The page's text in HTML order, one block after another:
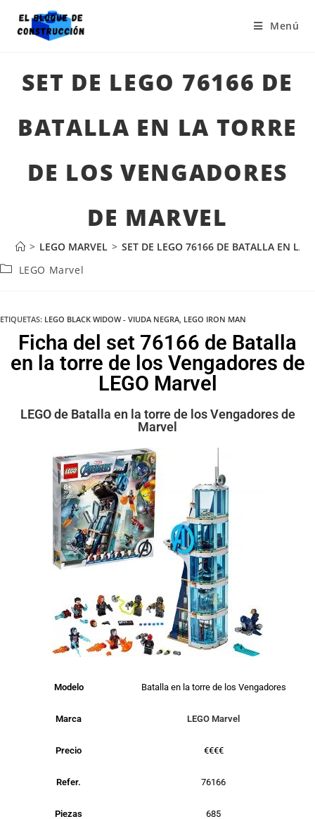
Menú
SET DE LEGO 76166 DE
BATALLA EN LA TORRE
DE LOS VENGADORES
DE MARVEL
> LEGO MARVEL > SET DE LEGO 76166 DE BATALLA EN LA
LEGO Marvel
ETIQUETAS: LEGO BLACK WIDOW - VIUDA NEGRA, LEGO IRON MAN
Ficha del set 76166 de Batalla
en la torre de los Vengadores de
LEGO Marvel
LEGO de Batalla en la torre de los Vengadores de
Marvel
Modelo Batalla en la torre de los Vengadores
Marca LEGO Marvel
Precio €€€€
Refer. 76166
Piezas 685